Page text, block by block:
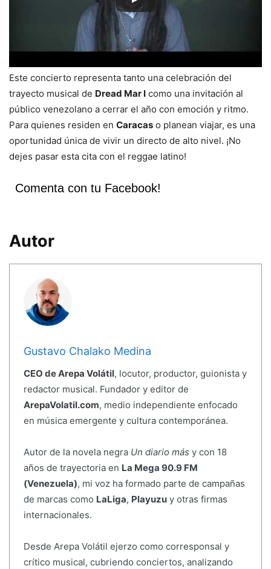
Este concierto representa tanto una celebración del
trayecto musical de Dread Mar I como una invitación al
público venezolano a cerrar el año con emoción y ritmo.
Para quienes residen en Caracas o planean viajar, es una
oportunidad única de vivir un directo de alto nivel. ¡No
dejes pasar esta cita con el reggae latino!
Comenta con tu Facebook!
Autor
Gustavo Chalako Medina
CEO de Arepa Volátil, locutor, productor, guionista y
redactor musical. Fundador y editor de
ArepaVolatil.com, medio independiente enfocado
en música emergente y cultura contemporánea.
Autor de la novela negra Un diario más y con 18
años de trayectoria en La Mega 90.9 FM
(Venezuela), mi voz ha formado parte de campañas
de marcas como LaLiga, Playuzuy otras firmas
internacionales.
Desde Arepa Volátil ejerzo como corresponsal y
crítico musical, cubriendo conciertos, analizando